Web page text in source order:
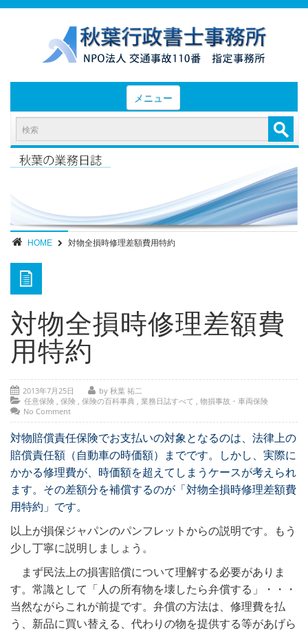
メニュー
HOME
お知らせと業務日誌
- 後遺障害等級認定実績（初回申請）
- 後遺障害等級認定実績（異議申立）
部位別症状
- 部位別解説 ～ 交通事故外傷の教科書
- 高次脳機能障害の皆様へ
保険の百科事典
事務所紹介
ご相談・お問い合わせ
HOME 対物全損時修理差額費用特約
対物全損時修理差額費
用特約
2013年7月25日
by 秋葉 祐二
任意保険 , 保険 , 保険の百科事典 , 業務日誌すべて , 物損事故・車両保険
No Comment
対物賠償責任保険でお支払いの対象となるのは、法律上の
賠償責任額（自動車の時価額）までです。しかし、実際に
かかる修理費が、時価額を超えてしまうケースが考えられ
ます。その差額分を補償するのが「対物全損時修理差額費
用特約」です。
以上が損保ジャパンのパンフレットからの説明です。もう
少し丁寧に説明しましょう。
まず民法上の損害賠償について理解する必要がありま
す。常識として「人の所有物を壊したら弁償する」・・・
当然ながらこれが前提です。弁償の方法は、修理費を払
う、新品に買い替える、代わりの物を提供する等があげら